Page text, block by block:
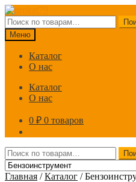
Перейти
к
навигации
Перейти
к
содержимому
Искать:
Меню
Каталог
О нас
Каталог
О нас
0 ₽ 0 товаров
Искать:
Главная /Каталог /